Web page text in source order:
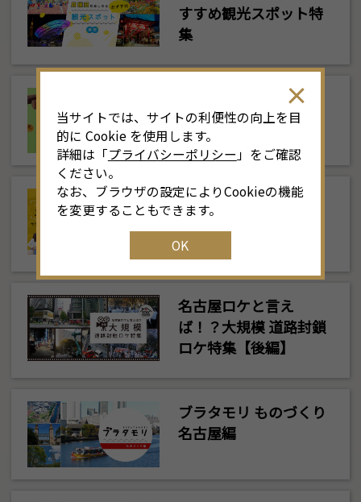
すすめ観光スポット特
集
未来に伝えたい名古屋
の和菓子
なごや観光ルートバス
「メーグル」でラクチ
ン名古屋旅しよう♪
名古屋ロケと言え
ば！？大規模 道路封鎖
ロケ特集【後編】
ブラタモリ ものづくり
名古屋編
当サイトでは、サイトの利便性の向上を目
的に Cookie を使用します。
詳細は「プライバシーポリシー 」をご確認
ください。
なお、ブラウザの設定によりCookieの機能
を変更することもできます。
OK